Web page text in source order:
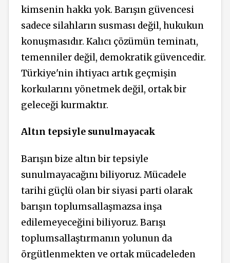
kimsenin hakkı yok. Barışın güvencesi
sadece silahların susması değil, hukukun
konuşmasıdır. Kalıcı çözümün teminatı,
temenniler değil, demokratik güvencedir.
Türkiye'nin ihtiyacı artık geçmişin
korkularını yönetmek değil, ortak bir
geleceği kurmaktır.
Altın tepsiyle sunulmayacak
Barışın bize altın bir tepsiyle
sunulmayacağını biliyoruz. Mücadele
tarihi güçlü olan bir siyasi parti olarak
barışın toplumsallaşmazsa inşa
edilemeyeceğini biliyoruz. Barışı
toplumsallaştırmanın yolunun da
örgütlenmekten ve ortak mücadeleden